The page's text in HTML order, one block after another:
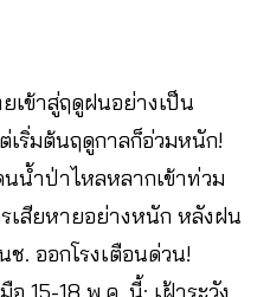
เข้าสู่ฤดูฝนอย่างเป็น
เริ่มต้นฤดูกาลก็อ่วมหนัก!
น้ำป่าไหลหลากเข้าท่วม
เสียหายอย่างหนัก หลังฝน
ช. ออกโรงเตือนด่วน!